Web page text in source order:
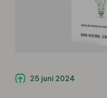
25 juni 2024